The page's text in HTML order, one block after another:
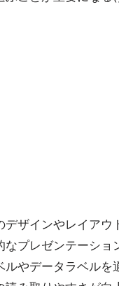
デザインやレイアウ
プレゼンテーショ
ルやデータラベルを